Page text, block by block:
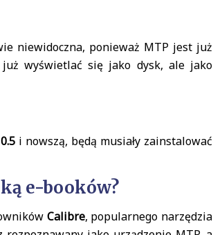
niewidoczna, ponieważ MTP jest już
wyświetlać się jako dysk, ale jako
i nowszą, będą musiały zainstalować
e-booków?
Calibre, popularnego narzędzia